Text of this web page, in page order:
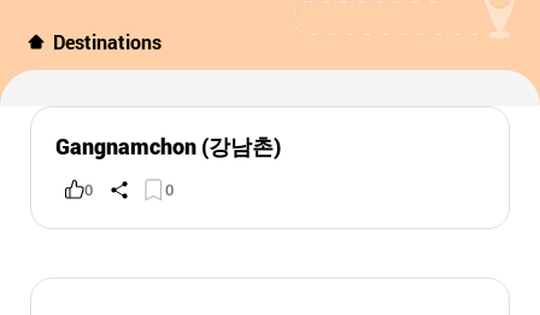
Destinations
Gangnamchon (강남촌)
0 0